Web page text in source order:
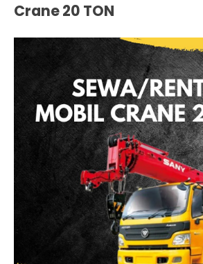
Crane 20 TON